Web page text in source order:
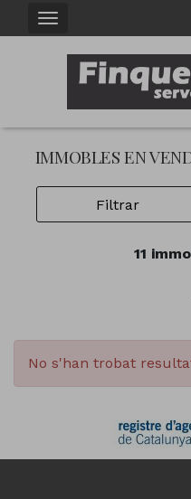
IMMOBLES EN
Filtrar
11
No s'han trobat